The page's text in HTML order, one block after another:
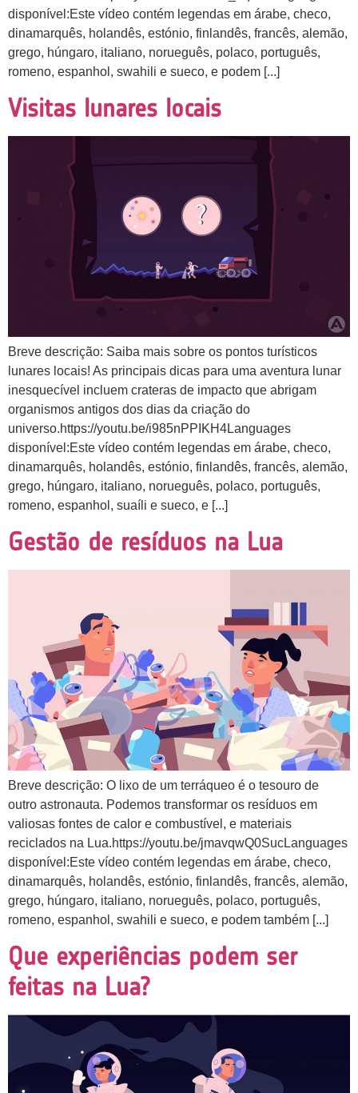
disponível:Este vídeo contém legendas em árabe, checo,
dinamarquês, holandês, estónio, finlandês, francês, alemão,
grego, húngaro, italiano, norueguês, polaco, português,
romeno, espanhol, swahili e sueco, e podem [...]
Visitas lunares locais
Breve descrição: Saiba mais sobre os pontos turísticos
lunares locais! As principais dicas para uma aventura lunar
inesquecível incluem crateras de impacto que abrigam
organismos antigos dos dias da criação do
universo.https://youtu.be/i985nPPIKH4Languages
disponível:Este vídeo contém legendas em árabe, checo,
dinamarquês, holandês, estónio, finlandês, francês, alemão,
grego, húngaro, italiano, norueguês, polaco, português,
romeno, espanhol, suaíli e sueco, e [...]
Gestão de resíduos na Lua
Breve descrição: O lixo de um terráqueo é o tesouro de
outro astronauta. Podemos transformar os resíduos em
valiosas fontes de calor e combustível, e materiais
reciclados na Lua.https://youtu.be/jmavqwQ0SucLanguages
disponível:Este vídeo contém legendas em árabe, checo,
dinamarquês, holandês, estónio, finlandês, francês, alemão,
grego, húngaro, italiano, norueguês, polaco, português,
romeno, espanhol, swahili e sueco, e podem também [...]
Que experiências podem ser
feitas na Lua?